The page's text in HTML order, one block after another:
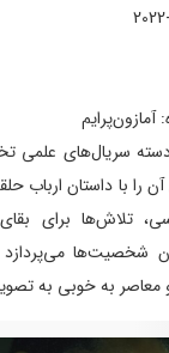
آمازون‌پرایم
سریال‌های علمی
را با داستان ارباب
تلاش‌ها برای
شخصیت‌ها
معاصر به خوبی به